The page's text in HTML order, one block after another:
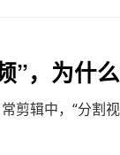
”，为什
剪辑中，“分割